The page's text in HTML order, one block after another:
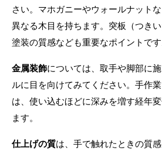
さい。マホガニーやウォールナット
異なる木目を持ちます。突板（つきい
塗装の質感なども重要なポイントです
金属装飾については、取手や脚部に
ルに目を向けてみてください。手作
は、使い込むほどに深みを増す経年
ます。
仕上げの質は、手で触れたときの質